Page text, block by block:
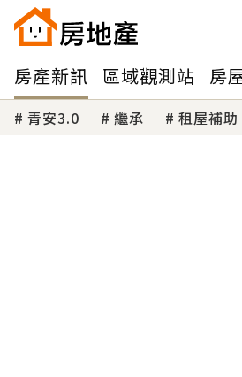
房產新訊 區域觀測站 房
青安3.0 繼承 租屋補助